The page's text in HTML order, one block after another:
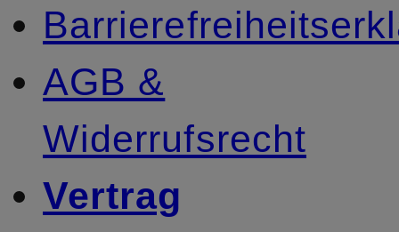
AGB &
Widerrufsrecht
Vertrag